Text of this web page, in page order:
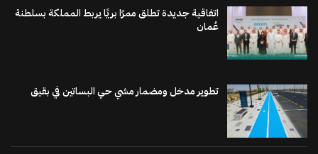
اتفاقية جديدة تطلق ممرًا بريًا يربط المملكة بسلطنة
عُمان
تطوير مدخل ومضمار مشي حي البساتين في بقيق